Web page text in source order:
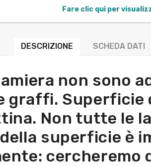
Fare clic qui per
DESCRIZIONE SCHEDA DATI
non sono
graffi.
Non tutte le
superficie è
cercheremo